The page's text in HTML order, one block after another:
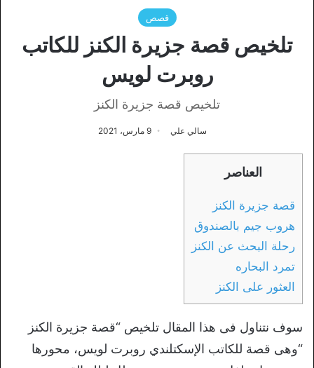
قصص
تلخيص قصة جزيرة الكنز للكاتب
روبرت لويس
تلخيص قصة جزيرة الكنز
سالي علي 9 مارس، 2021
العناصر
قصة جزيرة الكنز
هروب جيم بالصندوق
رحلة البحث عن الكنز
تمرد البحاره
العثور على الكنز
سوف نتناول فى هذا المقال تلخيص “قصة جزيرة الكنز
“وهى قصة للكاتب الإسكتلندي روبرت لويس، محورها